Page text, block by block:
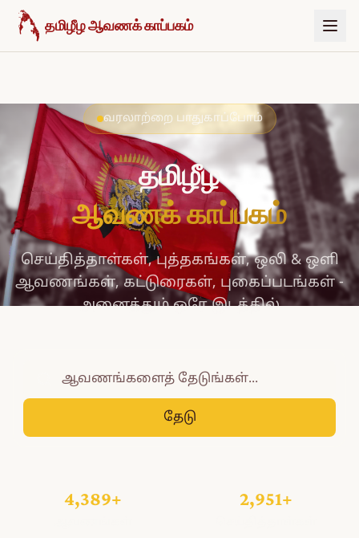
உள்ளடக்கத்திற்குச் செல்க
தமிழீழ ஆவணக் காப்பகம்
வரலாற்றை பாதுகாப்போம்
தமிழீழ
ஆவணக் காப்பகம்
செய்தித்தாள்கள், புத்தகங்கள், ஒலி & ஒளி
ஆவணங்கள், கட்டுரைகள், புகைப்படங்கள் -
அனைத்தும் ஒரே இடத்தில்
தேடு
4,389+ 2,951+